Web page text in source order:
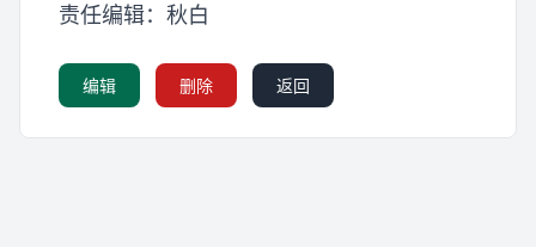
责任编辑：秋白
编辑 删除 返回